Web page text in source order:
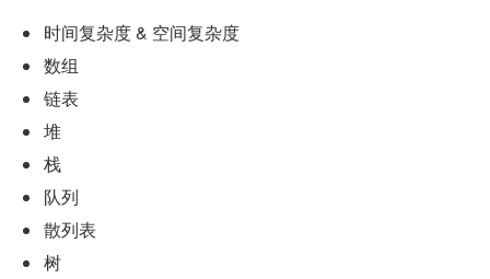
时间复杂度 & 空间复杂度
数组
链表
堆
栈
队列
散列表
树